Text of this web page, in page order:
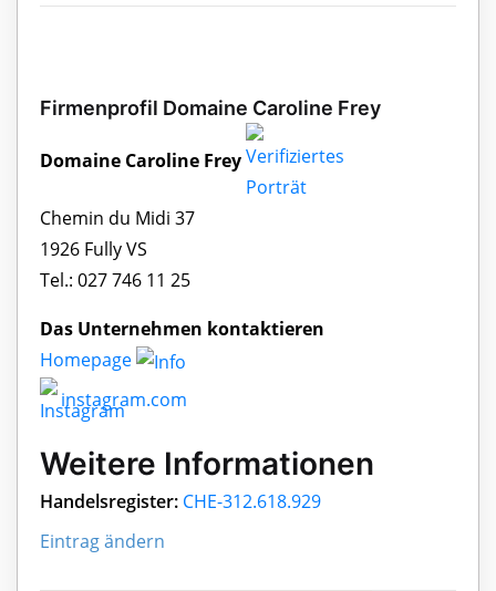
Firmenprofil Domaine Caroline Frey
Domaine Caroline Frey
Chemin du Midi 37
1926 Fully VS
Tel.: 027 746 11 25
Das Unternehmen kontaktieren
Homepage
instagram.com
Weitere Informationen
Handelsregister: CHE-312.618.929
Eintrag ändern